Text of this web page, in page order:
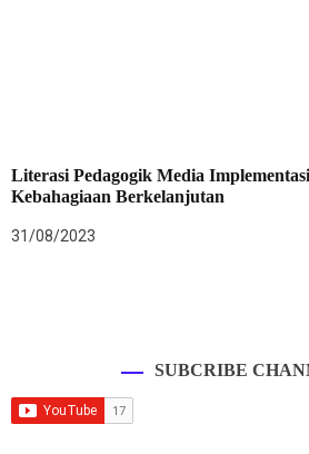
Literasi Pedagogik Media
Kebahagiaan Berkelanjutan
31/08/2023
SUBCRIBE